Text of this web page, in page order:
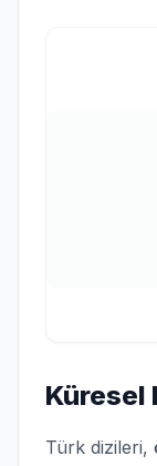
Küresel
Türk dizileri,